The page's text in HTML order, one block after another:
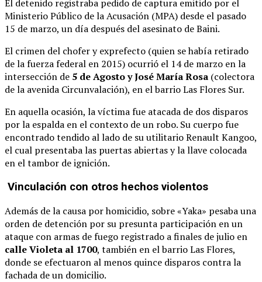
El detenido registraba pedido de captura emitido por el
Ministerio Público de la Acusación (MPA) desde el pasado
15 de marzo, un día después del asesinato de Baini.
El crimen del chofer y exprefecto (quien se había retirado
de la fuerza federal en 2015) ocurrió el 14 de marzo en la
intersección de 5 de Agosto y José María Rosa (colectora
de la avenida Circunvalación), en el barrio Las Flores Sur.
En aquella ocasión, la víctima fue atacada de dos disparos
por la espalda en el contexto de un robo. Su cuerpo fue
encontrado tendido al lado de su utilitario Renault Kangoo,
el cual presentaba las puertas abiertas y la llave colocada
en el tambor de ignición.
Vinculación con otros hechos violentos
Además de la causa por homicidio, sobre «Yaka» pesaba una
orden de detención por su presunta participación en un
ataque con armas de fuego registrado a finales de julio en
calle Violeta al 1700, también en el barrio Las Flores,
donde se efectuaron al menos quince disparos contra la
fachada de un domicilio.